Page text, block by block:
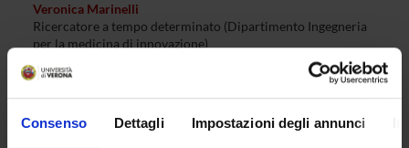
Consenso Dettagli Impostazioni degli annunci
Veronica Marinelli
Ricercatore a tempo determinato (Dipartimento Ingegneria
per la medicina di innovazione)
Giulio Innamorati